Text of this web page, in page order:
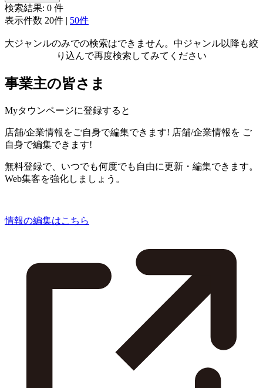
検索結果: 0 件
表示件数 20件 | 50件
大ジャンルのみでの検索はできません。中ジャンル以降も絞
り込んで再度検索してみてください
事業主の皆さま
Myタウンページに登録すると
店舗/企業情報をご自身で編集できます! 店舗/企業情報を ご
自身で編集できます!
無料登録で、いつでも何度でも自由に更新・編集できます。
Web集客を強化しましょう。
情報の編集はこちら